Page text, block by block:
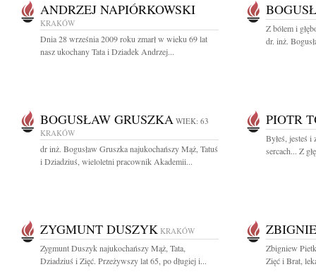
ANDRZEJ NAPIÓRKOWSKI
KRAKÓW
Dnia 28 września 2009 roku zmarł w wieku 69 lat
nasz ukochany Tata i Dziadek Andrzej...
Z bólem i
dr. inż.
BOGUSŁAW GRUSZKA WIEK: 63
KRAKÓW
dr inż. Bogusław Gruszka najukochańszy Mąż, Tatuś
i Dziadziuś, wieloletni pracownik Akademii...
PIOTR
Byłeś, jesteś i
sercach... Z
ZYGMUNT DUSZYK KRAKÓW
Zygmunt Duszyk najukochańszy Mąż, Tata,
Dziadziuś i Zięć. Przeżywszy lat 65, po długiej i...
Zbigniew
Zięć i Brat,